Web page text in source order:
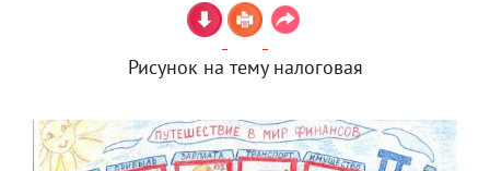
Рисунок на тему налоговая